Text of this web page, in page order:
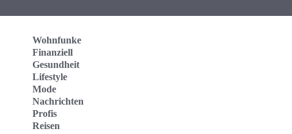
Wohnfunke
Finanziell
Gesundheit
Lifestyle
Mode
Nachrichten
Profis
Reisen